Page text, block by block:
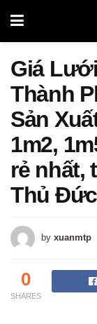
Giá
Thành
Sản
1m2,
rẻ nhất,
Thủ Đức
by xuanmtp
0
SHARES